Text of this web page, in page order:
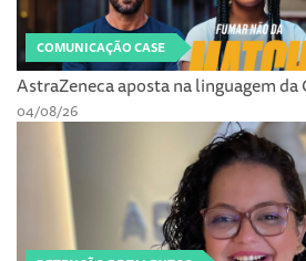
COMUNICAÇÃO CASE
AstraZeneca aposta na linguagem da
04/08/26